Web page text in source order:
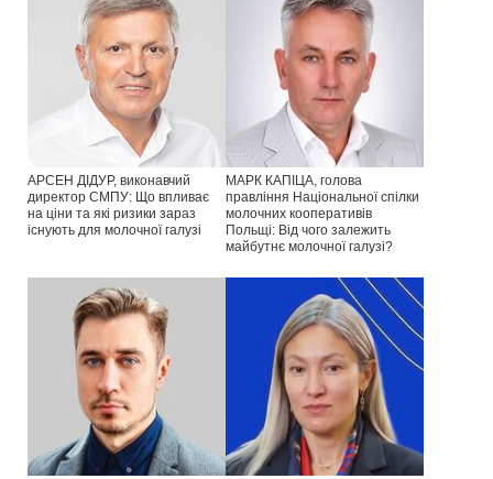
АРСЕН ДІДУР, виконавчий
директор СМПУ: Що впливає
на ціни та які ризики зараз
існують для молочної галузі
МАРК КАПІЦА, голова
правління Національної спілки
молочних кооперативів
Польщі: Від чого залежить
майбутнє молочної галузі?